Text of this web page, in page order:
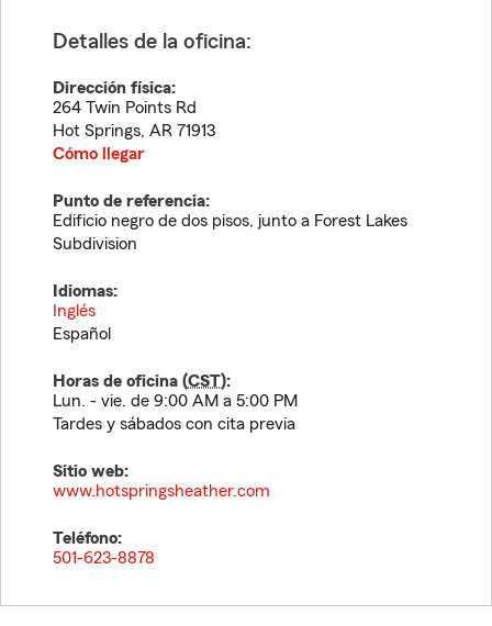
Detalles de la oficina:
Dirección física:
264 Twin Points Rd
Hot Springs, AR 71913
Cómo llegar
Punto de referencia:
Edificio negro de dos pisos, junto a Forest Lakes
Subdivision
Idiomas:
Inglés
Español
Horas de oficina (CST):
Lun. - vie. de 9:00 AM a 5:00 PM
Tardes y sábados con cita previa
Sitio web:
www.hotspringsheather.com
Teléfono:
501-623-8878